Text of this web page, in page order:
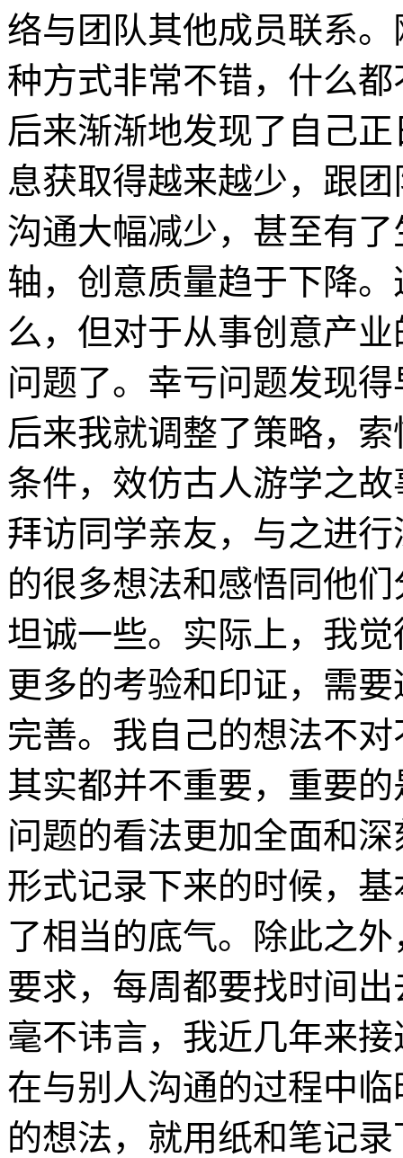
络与团队其他成员联系
种方式非常不错，什么
后来渐渐地发现了自己
息获取得越来越少，跟
沟通大幅减少，甚至有
轴，创意质量趋于下降
么，但对于从事创意产
问题了。幸亏问题发现
后来我就调整了策略，
条件，效仿古人游学之
拜访同学亲友，与之进
的很多想法和感悟同他
坦诚一些。实际上，我
更多的考验和印证，需
完善。我自己的想法不
其实都并不重要，重要
问题的看法更加全面和
形式记录下来的时候，
了相当的底气。除此之
要求，每周都要找时间
毫不讳言，我近几年来
在与别人沟通的过程中
的想法，就用纸和笔记